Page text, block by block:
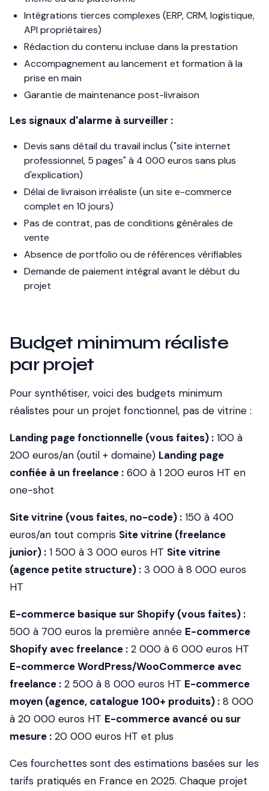
Intégrations tierces complexes (ERP, CRM, logistique,
API propriétaires)
Rédaction du contenu incluse dans la prestation
Accompagnement au lancement et formation à la
prise en main
Garantie de maintenance post-livraison
Les signaux d'alarme à surveiller :
Devis sans détail du travail inclus ("site internet
professionnel, 5 pages" à 4 000 euros sans plus
d'explication)
Délai de livraison irréaliste (un site e-commerce
complet en 10 jours)
Pas de contrat, pas de conditions générales de
vente
Absence de portfolio ou de références vérifiables
Demande de paiement intégral avant le début du
projet
Budget minimum réaliste
par projet
Pour synthétiser, voici des budgets minimum
réalistes pour un projet fonctionnel, pas de vitrine :
Landing page fonctionnelle (vous faites) : 100 à
200 euros/an (outil + domaine) Landing page
confiée à un freelance : 600 à 1 200 euros HT en
one-shot
Site vitrine (vous faites, no-code) : 150 à 400
euros/an tout compris Site vitrine (freelance
junior) : 1 500 à 3 000 euros HT Site vitrine
(agence petite structure) : 3 000 à 8 000 euros
HT
E-commerce basique sur Shopify (vous faites) :
500 à 700 euros la première année E-commerce
Shopify avec freelance : 2 000 à 6 000 euros HT
E-commerce WordPress/WooCommerce avec
freelance : 2 500 à 8 000 euros HT E-commerce
moyen (agence, catalogue 100+ produits) : 8 000
à 20 000 euros HT E-commerce avancé ou sur
mesure : 20 000 euros HT et plus
Ces fourchettes sont des estimations basées sur les
tarifs pratiqués en France en 2025. Chaque projet